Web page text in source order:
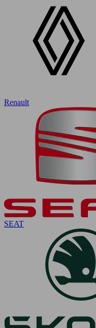
Renault
SEAT